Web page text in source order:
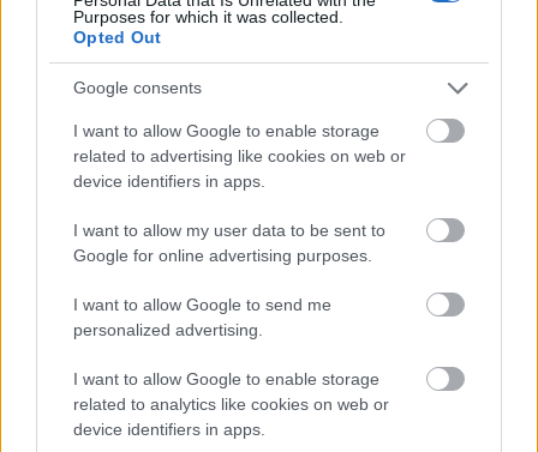
Purposes for which it was collected.
Opted Out
Google consents
I want to allow Google to enable storage
related to advertising like cookies on web or
device identifiers in apps.
I want to allow my user data to be sent to
Google for online advertising purposes.
I want to allow Google to send me
personalized advertising.
I want to allow Google to enable storage
related to analytics like cookies on web or
device identifiers in apps.
közműhálózatának fejlesztése
Egyetlen, fél évszázados vezetéken
múlt Bicske vízellátása
Épített öröksége megújításával is készül
Mohács a csata ötszázadik
HÍRLEVÉL